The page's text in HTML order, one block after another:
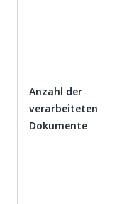
Anzahl der
verarbeiteten
Dokumente